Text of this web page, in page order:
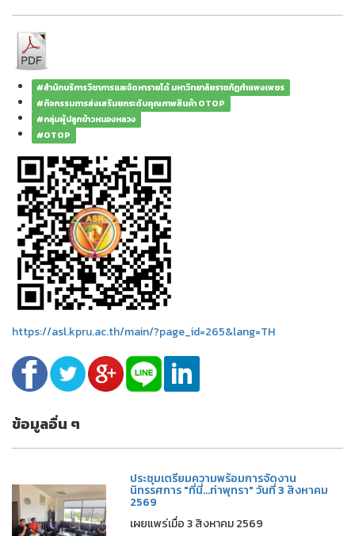
#สำนักบริการวิชาการและจัดหารายได้ มหาวิทยาลัยราชภัฏกำแพงเพชร
#กิจกรรมการส่งเสริมยกระดับคุณภาพสินค้า OTOP
#กลุ่มผู้ปลูกข้าวหนองหลวง
#OTOP
https://asl.kpru.ac.th/main/?page_id=265&lang=TH
ข้อมูลอื่น ๆ
ประชุมเตรียมความพร้อมการจัดงาน
นิทรรศการ "ที่นี่...ท่าพุทรา" วันที่ 3 สิงหาคม
2569
เผยแพร่เมื่อ 3 สิงหาคม 2569